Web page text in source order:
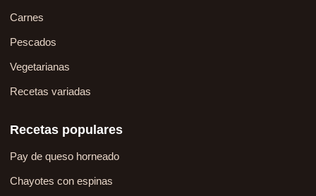
Carnes
Pescados
Vegetarianas
Recetas variadas
Recetas populares
Pay de queso horneado
Chayotes con espinas